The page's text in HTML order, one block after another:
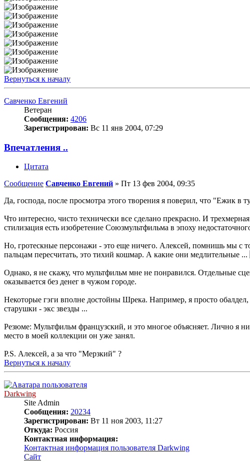
Вернуться к началу
Савченко Евгений
Ветеран
Сообщения: 4206
Зарегистрирован: Вс 11 янв 2004, 07:29
Впечатления ..
Цитата
Сообщение Савченко Евгений » Пт 13 фев 2004, 09:35
Да, господа, после просмотра этого творения я поверил, что "Ежик в
Что интересно, чисто технически все сделано прекрасно. И
стилизация есть изобретение Союзмультфильма в эпоху
Но, гротескные персонажи - это еще ничего. Алексей, помнишь мы с
пальцам пересчитать, это тихий кошмар. А какие они медлительные ...
Однако, я не скажу, что мультфильм мне не понравился. Отдельные
оказывается без денег в чужом городе.
Некоторые гэги вполне достойны Шрека. Например, я просто
старушки - экс звезды ...
Резюме: Мультфильм французский, и это многое объясняет. Лично я
место в моей коллекции он уже занял.
P.S. Алексей, а за что "Мерзкий" ?
Вернуться к началу
Darkwing
Site Admin
Сообщения: 20234
Зарегистрирован: Вт 11 ноя 2003, 11:27
Откуда: Россия
Контактная информация:
Контактная информация пользователя Darkwing
Сайт